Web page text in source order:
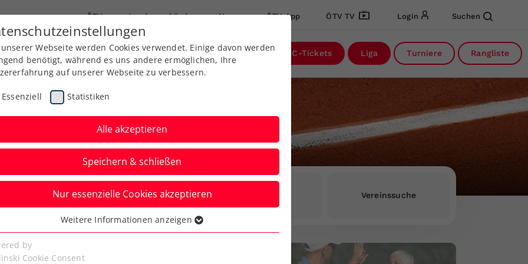
ÖTV Landesverbände News ÖTV App ÖTV TV Login Suchen
Ausbildung Services Über uns Kreise DC-Tickets Liga Turniere Rangliste
Rangliste Vereinssuche
Webseite werden Cookies verwendet. Einige davon werden
benötigt, während es uns andere ermöglichen, Ihre
auf unserer Webseite zu verbessern.
Essenziell Statistiken
Alle akzeptieren
Speichern & schließen
Nur essenzielle Cookies akzeptieren
Cookies werden für grundlegende Funktionen der
benötigt. Dadurch ist gewährleistet, dass die Webseite
Weitere Informationen anzeigen
by
Cookie Consent